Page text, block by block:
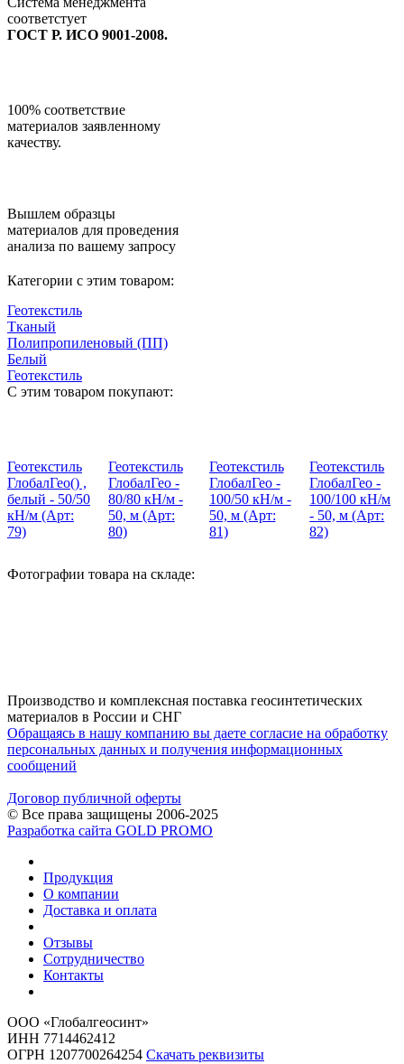
соответстует
ГОСТ Р. ИСО 9001-2008.
100% соответствие
материалов заявленному
качеству.
Вышлем образцы
материалов для проведения
анализа по вашему запросу
Категории с этим товаром:
Геотекстиль
Тканый
Полипропиленовый (ПП)
Белый
Геотекстиль
С этим товаром покупают:
Геотекстиль
ГлобалГео() ,
белый - 50/50
кН/м (Арт:
79)
Геотекстиль
ГлобалГео -
80/80 кН/м -
50, м (Арт:
80)
Геотекстиль
ГлобалГео -
100/50 кН/м -
50, м (Арт:
81)
Геотекстиль
ГлобалГео -
100/100 кН/м
- 50, м (Арт:
82)
Фотографии товара на складе:
Производство и комплексная поставка геосинтетических
материалов в России и СНГ
Обращаясь в нашу компанию вы даете согласие на обработку
персональных данных и получения информационных
сообщений
Договор публичной оферты
© Все права защищены 2006-2025
Разработка сайта GOLD PROMO
Продукция
О компании
Доставка и оплата
Отзывы
Сотрудничество
Контакты
ООО «Глобалгеосинт»
ИНН 7714462412
ОГРН 1207700264254 Скачать реквизиты